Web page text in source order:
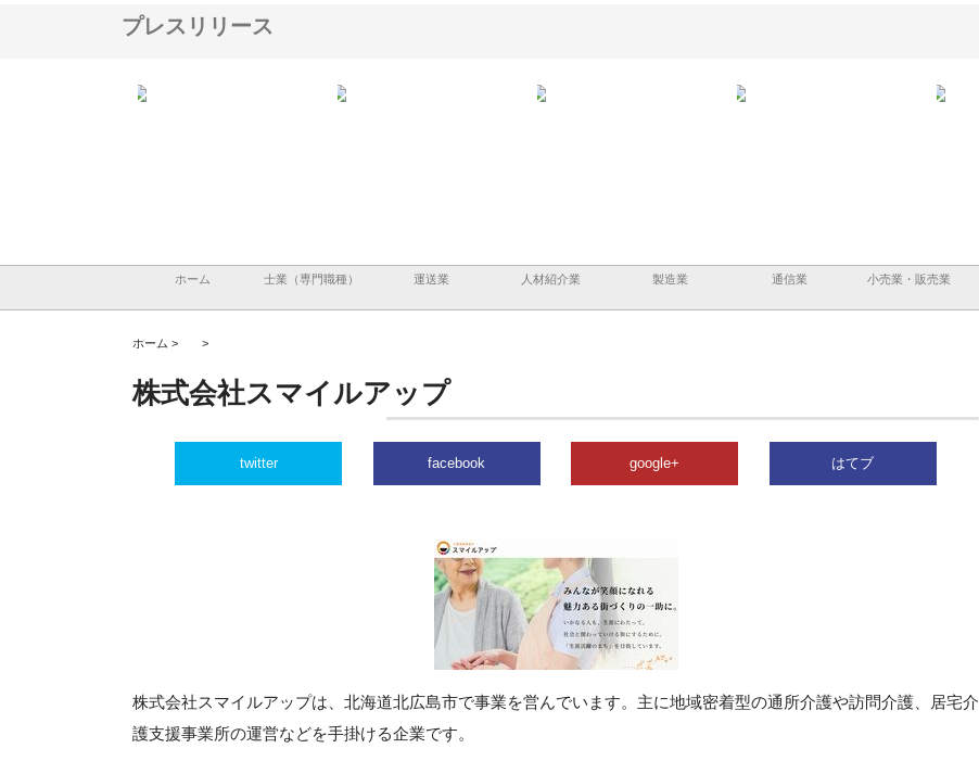
プレスリリース
ホーム 士業（専門職種） 運送業 人材紹介業 製造業 通信業 小売業・販売業
ホーム > >
株式会社スマイルアップ
twitter facebook google+ はてブ
株式会社スマイルアップは、北海道北広島市で事業を営んでいます。主に地域密着型の通所介護や訪問介護、居宅介
護支援事業所の運営などを手掛ける企業です。